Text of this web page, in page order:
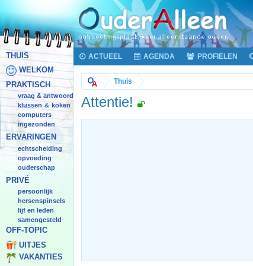
THUIS
WELKOM
PRAKTISCH
vraag & antwoord
klussen & koken
computers
ingezonden
ERVARINGEN
echtscheiding
opvoeding
ouderschap
PRIVÉ
persoonlijk
hersenspinsels
lijf en leden
samengesteld
OFF-TOPIC
UITJES
VAKANTIES
ACTUEEL AGENDA PROFIELEN
Thuis
Attentie!